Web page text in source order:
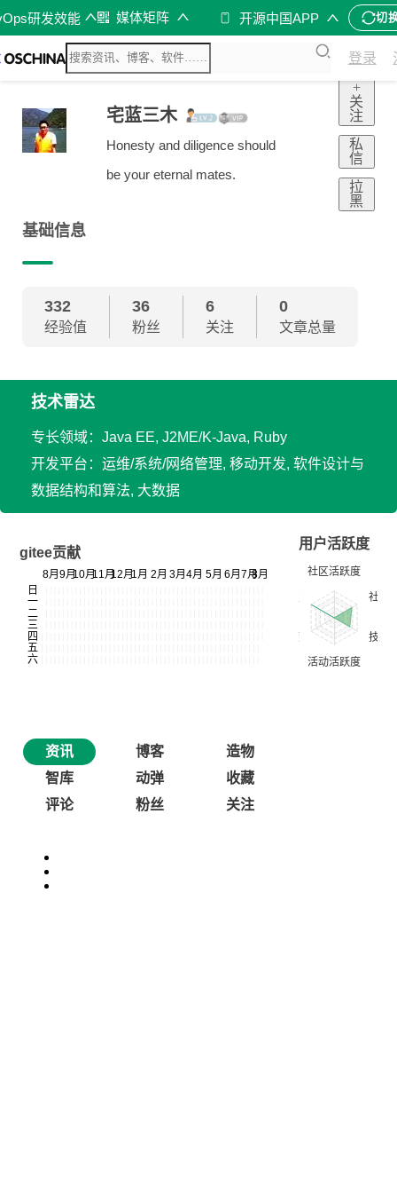
研发效能 媒体矩阵 开源中国APP 切
登录
宅蓝三木
Honesty and diligence should
be your eternal mates.
+
关
注
私
信
拉
黑
基础信息
332
经验值
36
粉丝
6
关注
0
文章总量
技术雷达
专长领域：Java EE, J2ME/K-Java, Ruby
开发平台：运维/系统/网络管理, 移动开发, 软件设计与
数据结构和算法, 大数据
gitee贡献
用户活跃度
资讯 博客
造物
智库
动弹
收藏
评论
粉丝 关注